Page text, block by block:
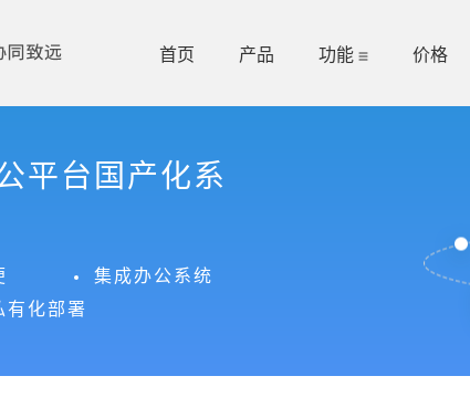
首页 产品 功能 价格
平台国产化系
集成办公系统
有化部署